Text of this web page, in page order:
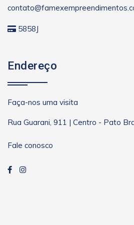
5858J
Endereço
Faça-nos uma visita
Rua Guarani, 911 | Centro - Pato
Fale conosco